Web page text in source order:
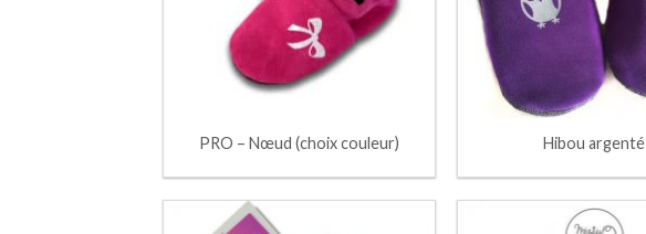
PRO – Nœud (choix couleur) Hibou argenté